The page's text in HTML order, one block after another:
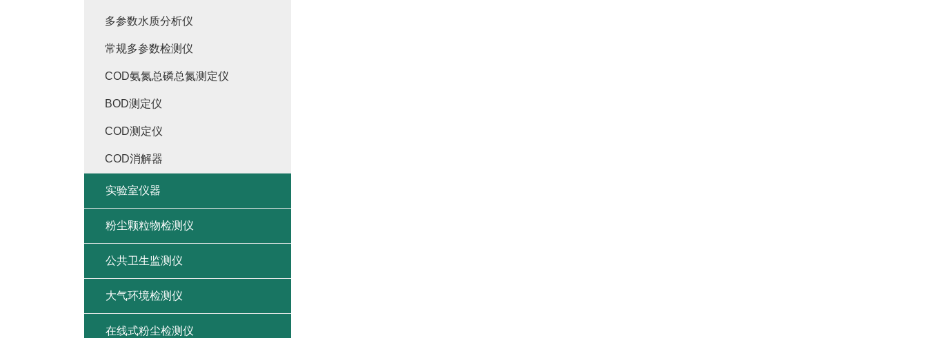
多参数水质分析仪
常规多参数检测仪
COD氨氮总磷总氮测定仪
BOD测定仪
COD测定仪
COD消解器
实验室仪器
粉尘颗粒物检测仪
公共卫生监测仪
大气环境检测仪
在线式粉尘检测仪